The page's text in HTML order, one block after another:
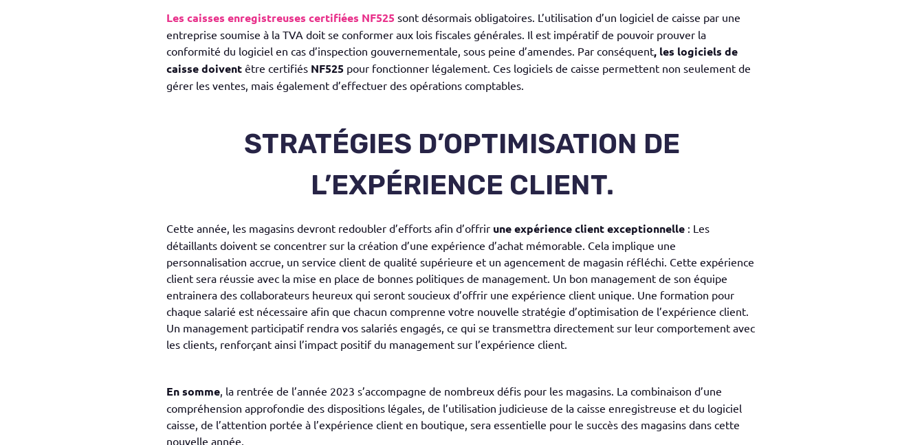
Les caisses enregistreuses certifiées NF525 sont désormais obligatoires. L’utilisation d’un logiciel de caisse par une
entreprise soumise à la TVA doit se conformer aux lois fiscales générales. Il est impératif de pouvoir prouver la
conformité du logiciel en cas d’inspection gouvernementale, sous peine d’amendes. Par conséquent, les logiciels de
caisse doivent être certifiés NF525 pour fonctionner légalement. Ces logiciels de caisse permettent non seulement de
gérer les ventes, mais également d’effectuer des opérations comptables.
STRATÉGIES D’OPTIMISATION DE
L’EXPÉRIENCE CLIENT.
Cette année, les magasins devront redoubler d’efforts afin d’offrir une expérience client exceptionnelle : Les
détaillants doivent se concentrer sur la création d’une expérience d’achat mémorable. Cela implique une
personnalisation accrue, un service client de qualité supérieure et un agencement de magasin réfléchi. Cette expérience
client sera réussie avec la mise en place de bonnes politiques de management. Un bon management de son équipe
entrainera des collaborateurs heureux qui seront soucieux d’offrir une expérience client unique. Une formation pour
chaque salarié est nécessaire afin que chacun comprenne votre nouvelle stratégie d’optimisation de l’expérience client.
Un management participatif rendra vos salariés engagés, ce qui se transmettra directement sur leur comportement avec
les clients, renforçant ainsi l’impact positif du management sur l’expérience client.
En somme , la rentrée de l’année 2023 s’accompagne de nombreux défis pour les magasins. La combinaison d’une
compréhension approfondie des dispositions légales, de l’utilisation judicieuse de la caisse enregistreuse et du logiciel
caisse, de l’attention portée à l’expérience client en boutique, sera essentielle pour le succès des magasins dans cette
nouvelle année.